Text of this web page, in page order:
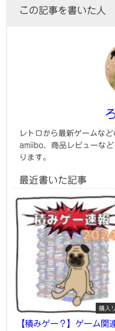
この記事を書いた人
レトロから最新ゲームな
amiibo、商品レビューな
ります。
最近書いた記事
購入
【積みゲー？】ゲーム関